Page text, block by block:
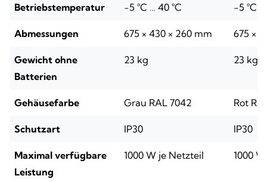
Betriebstemperatur -5 °C … 40 °C -5 °C …
Abmessungen 675 × 430 × 260 mm 675 ×
Gewicht ohne
Batterien
23 kg 23 kg
Gehäusefarbe Grau RAL 7042 Rot
Schutzart IP30 IP30
Maximal verfügbare
Leistung
1000 W je Netzteil 1000